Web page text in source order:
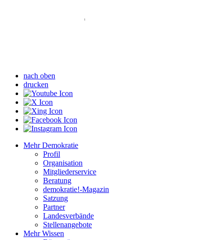
nach oben
drucken
Mehr Demokratie
Profil
Organisation
Mitgliederservice
Beratung
demokratie!-Magazin
Satzung
Partner
Landesverbände
Stellenangebote
Mehr Wissen